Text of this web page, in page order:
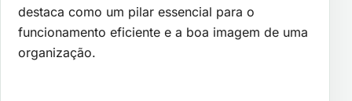
destaca como um pilar essencial para o
funcionamento eficiente e a boa imagem de uma
organização.